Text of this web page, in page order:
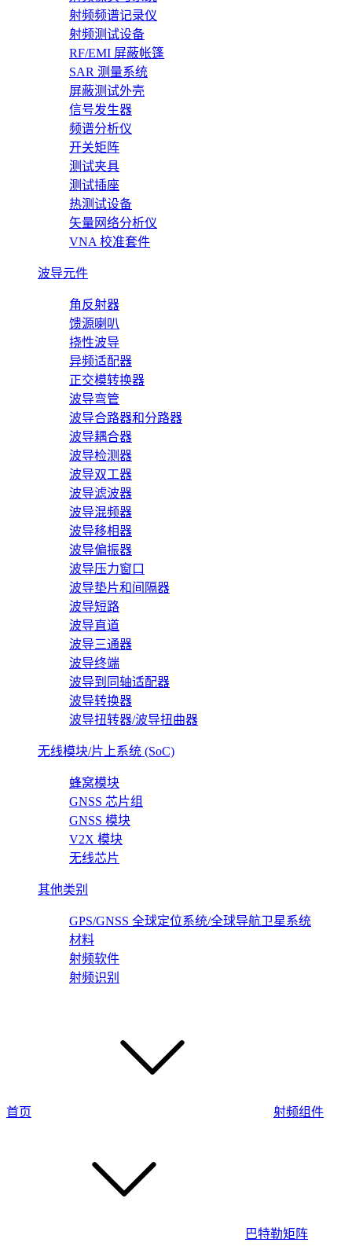
射频频谱记录仪
射频测试设备
RF/EMI 屏蔽帐篷
SAR 测量系统
屏蔽测试外壳
信号发生器
频谱分析仪
开关矩阵
测试夹具
测试插座
热测试设备
矢量网络分析仪
VNA 校准套件
波导元件
角反射器
馈源喇叭
挠性波导
异频适配器
正交模转换器
波导弯管
波导合路器和分路器
波导耦合器
波导检测器
波导双工器
波导滤波器
波导混频器
波导移相器
波导偏振器
波导压力窗口
波导垫片和间隔器
波导短路
波导直道
波导三通器
波导终端
波导到同轴适配器
波导转换器
波导扭转器/波导扭曲器
无线模块/片上系统 (SoC)
蜂窝模块
GNSS 芯片组
GNSS 模块
V2X 模块
无线芯片
其他类别
GPS/GNSS 全球定位系统/全球导航卫星系统
材料
射频软件
射频识别
首页 射频组件
巴特勒矩阵